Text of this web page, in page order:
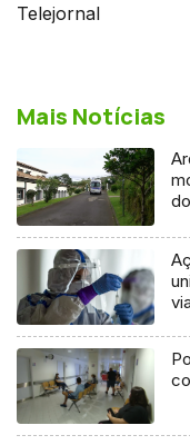
Telejornal
Mais Notícias